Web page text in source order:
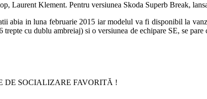
Laurent Klement. Pentru versiunea Skoda Superb Break,
abia in luna februarie 2015 iar modelul va fi disponibil la
cu dublu ambreiaj) si o versiunea de echipare SE, se
DE SOCIALIZARE FAVORITĂ !